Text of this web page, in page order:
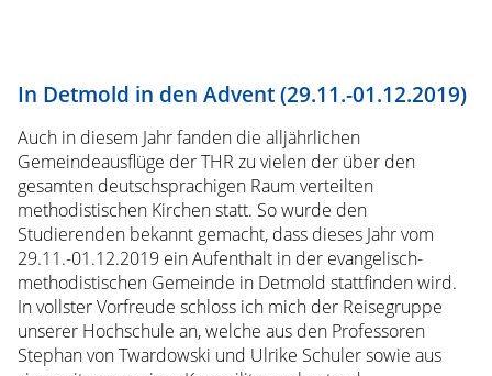
Online-
Theologie
&
Spiritualität
Online-
Bewerbung
Soziale
Arbeit
und
Diakonie
Zulassungsvoraussetzungen
In Detmold in den Advent (29.11.-01.12.2019)
Auch in diesem Jahr fanden die alljährlichen
Gemeindeausflüge der THR zu vielen der über den
gesamten deutschsprachigen Raum verteilten
methodistischen Kirchen statt. So wurde den
Studierenden bekannt gemacht, dass dieses Jahr vom
29.11.-01.12.2019 ein Aufenthalt in der evangelisch-
methodistischen Gemeinde in Detmold stattfinden wird.
In vollster Vorfreude schloss ich mich der Reisegruppe
unserer Hochschule an, welche aus den Professoren
Stephan von Twardowski und Ulrike Schuler sowie aus